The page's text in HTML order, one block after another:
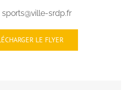
sports@ville-srdp.fr
LE FLYER